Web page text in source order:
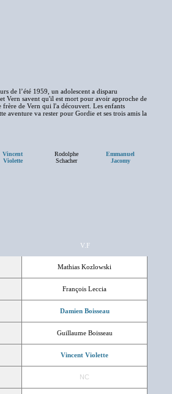
de l’été 1959, un adolescent a disparu
Vern savent qu'il est mort pour avoir approche de
de Vern qui l'a découvert. Les enfants
aventure va rester pour Gordie et ses trois amis la
Vincent
Violette
Rodolphe
Schacher
Emmanuel
Jacomy
V.F
Mathias Kozlowski
François Leccia
Damien Boisseau
Guillaume Boisseau
Vincent Violette
NC